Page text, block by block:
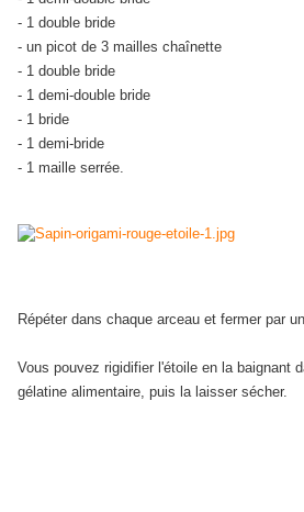
- 1 double bride
- un picot de 3 mailles chaînette
- 1 double bride
- 1 demi-double bride
- 1 bride
- 1 demi-bride
- 1 maille serrée.
Répéter dans chaque arceau et fermer par
Vous pouvez rigidifier l'étoile en la baignant
gélatine alimentaire, puis la laisser sécher.